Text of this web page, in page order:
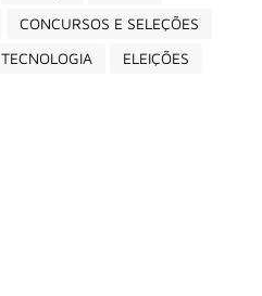
CONCURSOS E SELEÇÕES
TECNOLOGIA ELEIÇÕES